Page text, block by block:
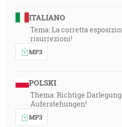
ITALIANO
Tema: La corretta
risurrezioni!
MP3
POLSKI
Thema: Richtige
Auferstehungen!
MP3